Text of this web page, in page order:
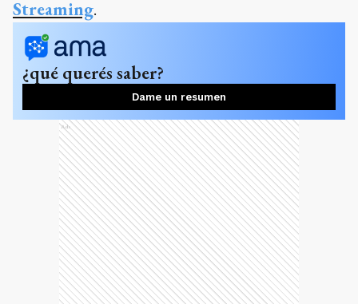
Streaming.
¿qué querés saber?
Dame un resumen
Ads